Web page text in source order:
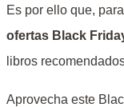
Es por ello que,
ofertas Black
libros
Aprovecha este